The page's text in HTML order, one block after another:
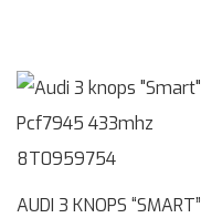
AUDI 3 KNOPS “SMART”